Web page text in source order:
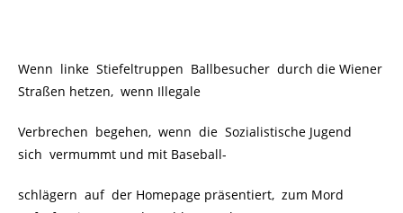
Wenn linke Stiefeltruppen Ballbesucher durch die Wiener
Straßen hetzen, wenn Illegale
Verbrechen begehen, wenn die Sozialistische Jugend
sich vermummt und mit Baseball-
schlägern auf der Homepage präsentiert, zum Mord